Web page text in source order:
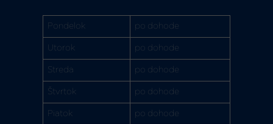
Pondelok po dohode
Utorok po dohode
Streda po dohode
Štvrtok po dohode
Piatok po dohode